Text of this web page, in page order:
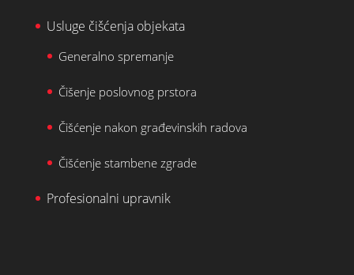
Usluge čišćenja objekata
Generalno spremanje
Čišenje poslovnog prstora
Čišćenje nakon građevinskih radova
Čišćenje stambene zgrade
Profesionalni upravnik